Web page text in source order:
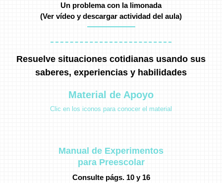
Un problema con la limonada
(Ver vídeo y descargar actividad del aula)
Resuelve situaciones cotidianas usando sus
saberes, experiencias y habilidades
Material de Apoyo
Clic en los iconos para conocer el material
Manual de Experimentos
para Preescolar
Consulte págs. 10 y 16